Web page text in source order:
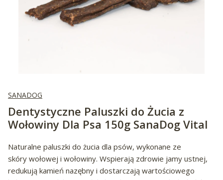
SANADOG
Dentystyczne Paluszki do Żucia z
Wołowiny Dla Psa 150g SanaDog Vital
Naturalne paluszki do żucia dla psów, wykonane ze
skóry wołowej i wołowiny. Wspierają zdrowie jamy ustnej,
redukują kamień nazębny i dostarczają wartościowego